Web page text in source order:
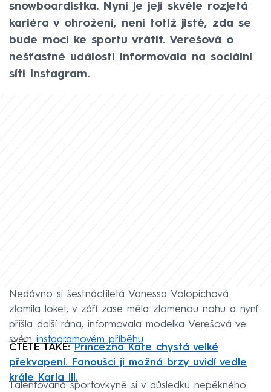
snowboardistka. Nyní je její skvěle rozjetá
kariéra v ohrožení, není totiž jisté, zda se
bude moci ke sportu vrátit. Verešová o
nešťastné události informovala na sociální
síti Instagram.
Nedávno si šestnáctiletá Vanessa Volopichová
zlomila loket, v září zase měla zlomenou nohu a nyní
přišla další rána, informovala modelka Verešová ve
svém instagramovém příběhu.
ČTĚTE TAKÉ: Princezna Kate chystá velké
překvapení. Fanoušci ji možná brzy uvidí vedle
krále Karla III.
Talentovaná sportovkyně si v důsledku nepěkného